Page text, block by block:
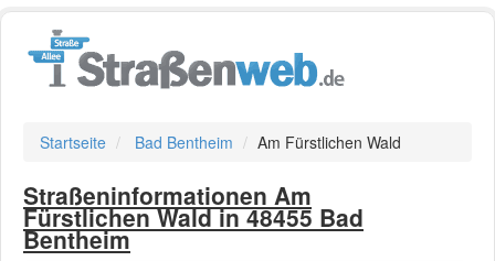
Startseite Bad Bentheim Am Fürstlichen Wald
Straßeninformationen Am
Fürstlichen Wald in 48455 Bad
Bentheim